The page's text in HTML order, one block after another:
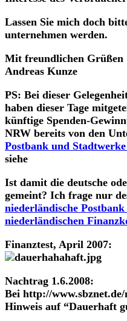
Lassen Sie mich doch
unternehmen werden.
Mit freundlichen Grüßen
Andreas Kunze
PS: Bei dieser
haben dieser Tage
künftige Spenden-
NRW bereits von den
Postbank und
siehe
Ist damit die deutsche
gemeint? Ich frage nur
niederländische
niederländischen
Finanztest, April 2007:
Nachtrag 1.6.2008:
Bei http://
Hinweis auf “Dauerhaft